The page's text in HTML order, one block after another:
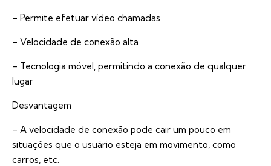
– Permite efetuar vídeo chamadas
– Velocidade de conexão alta
– Tecnologia móvel, permitindo a conexão de qualquer
lugar
Desvantagem
– A velocidade de conexão pode cair um pouco em
situações que o usuário esteja em movimento, como
carros, etc.